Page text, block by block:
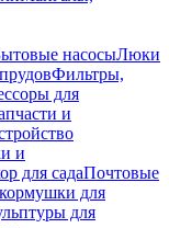
насосыЛюки
Фильтры,
для
и
и
для садаПочтовые
для
для